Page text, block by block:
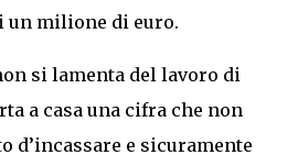
un milione di euro.
si lamenta del lavoro di
a casa una cifra che non
d’incassare e sicuramente